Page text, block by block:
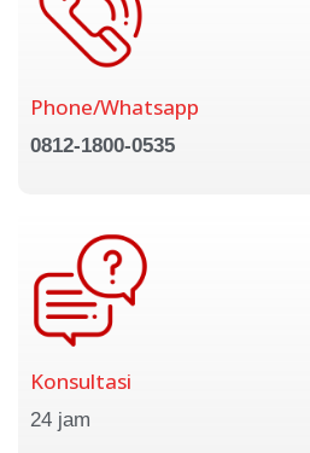
Phone/Whatsapp
0812-1800-0535
Konsultasi
24 jam